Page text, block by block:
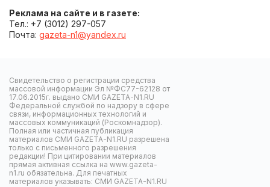
Реклама на сайте и в газете:
Тел.: +7 (3012) 297-057
Почта: gazeta-n1@yandex.ru
Свидетельство о регистрации средства
массовой информации Эл №ФС77-62128 от
17.06.2015г. выдано СМИ GAZETA-N1.RU
Федеральной службой по надзору в сфере
связи, информационных технологий и
массовых коммуникаций (Роскомнадзор).
Полная или частичная публикация
материалов СМИ GAZETA-N1.RU разрешена
только с письменного разрешения
редакции! При цитировании материалов
прямая активная ссылка на www.gazeta-
n1.ru обязательна. Для печатных
материалов указывать: СМИ GAZETA-N1.RU